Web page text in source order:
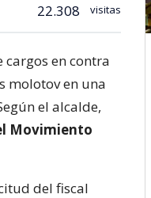
22.308 visitas
en contra
molotov en una
el alcalde,
Movimiento
del fiscal